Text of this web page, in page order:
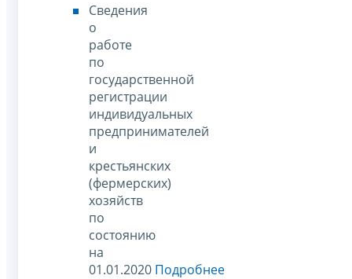
Сведения
о
работе
по
государственной
регистрации
индивидуальных
предпринимателей
и
крестьянских
(фермерских)
хозяйств
по
состоянию
на
01.01.2020 Подробнее